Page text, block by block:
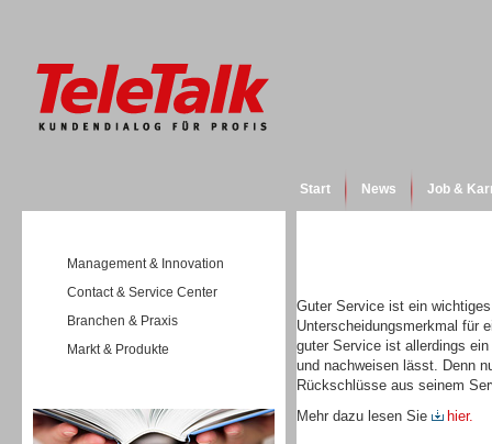
Start News Job &
Management & Innovation
Contact & Service Center
Branchen & Praxis
Markt & Produkte
Guter Service ist ein
Unterscheidungsmerkmal für
guter Service ist allerdings
und nachweisen lässt. Denn
Rückschlüsse aus seinem
Mehr dazu lesen Sie
hier.